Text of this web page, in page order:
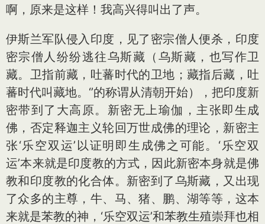
啊，原来是这样！我高兴得叫出了声。
伊斯兰军队侵入印度，见了密宗僧人便杀，印度
密宗僧人纷纷逃往乌斯藏（乌斯藏，也写作卫
藏。卫指前藏，吐蕃时代的卫地；藏指后藏，吐
蕃时代叫藏地。‘’的称谓从清朝开始），把印度新
密带到了大高原。新密无上瑜伽，主张即生成
佛，否定释迦主义轮回万世成佛的理论，新密主
张‘乐空双运’以证明即生成佛之可能。‘乐空双
运’本来就是印度教的方式，因此新密本身就是佛
教和印度教的化合体。新密到了乌斯藏，又出现
了众多的主尊，牛、马、猪、鹏、湖等等，这本
来就是苯教的神，‘乐空双运’和苯教生殖崇拜也相